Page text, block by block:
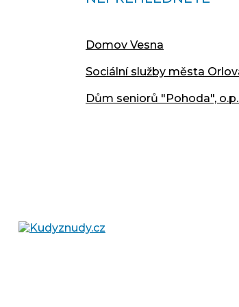
Domov Vesna
Sociální služby města
Dům seniorů "Pohoda",